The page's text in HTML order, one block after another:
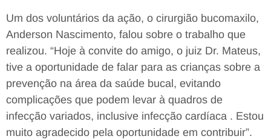
Um dos voluntários da ação, o cirurgião bucomaxilo,
Anderson Nascimento, falou sobre o trabalho que
realizou. “Hoje à convite do amigo, o juiz Dr. Mateus,
tive a oportunidade de falar para as crianças sobre a
prevenção na área da saúde bucal, evitando
complicações que podem levar à quadros de
infecção variados, inclusive infecção cardíaca . Estou
muito agradecido pela oportunidade em contribuir”.